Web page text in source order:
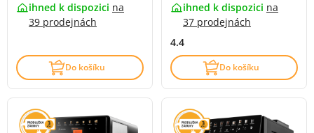
ihned k dispozici na
39 prodejnách
Do košíku
ihned k dispozici na
37 prodejnách
4.4
Do košíku